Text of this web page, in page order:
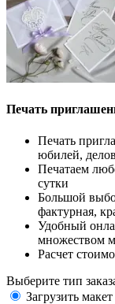
Печать
Печать
юбилей,
Печатаем
сутки
Большой
фактурная,
Удобный
множеством
Расчет
Выберите тип
Загрузить макет